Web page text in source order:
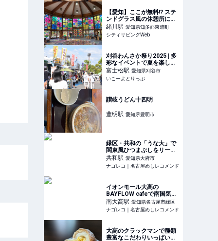
【愛知】ここが無料!? ステ
ンドグラス風の休憩所に癒
やされる！｜シティリビン
グWeb
緒川駅 愛知県知多郡東浦町
シティリビングWeb
刈谷わんさか祭り2025 | 多
彩なイベントで夏を楽しも
う 「刈谷わんさか祭り
2025」開催情報 | 愛知県刈
谷市 | いこーよとりっぷ
富士松駅 愛知県刈谷市
いこーよとりっぷ
讃岐うどん十四明
豊明駅 愛知県豊明市
緑区・共和の「うな大」で
関東風ひつまぶしをリーズ
ナブルにいただく
共和駅 愛知県大府市
ナゴレコ｜名古屋めしレコメンド
イオンモール大高の
BAYFLOW cafeで南国気分
を味わう
南大高駅 愛知県名古屋市緑区
ナゴレコ｜名古屋めしレコメンド
大高のクラックマンで種類
豊富なこだわりいっぱいの